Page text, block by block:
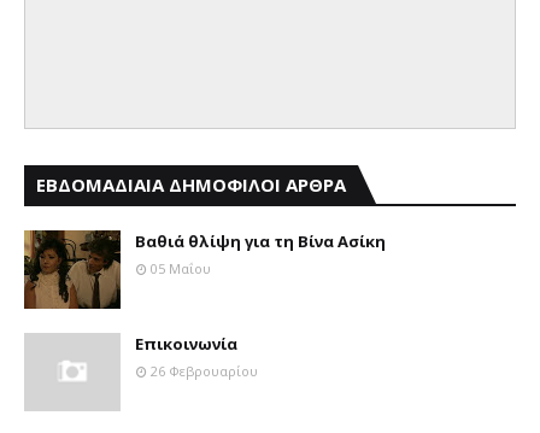
ΕΒΔΟΜΑΔΙΑΙΑ ΔΗΜΟΦΙΛΟΙ ΑΡΘΡΑ
Βαθιά θλίψη για τη Βίνα Ασίκη
05 Μαΐου
Επικοινωνία
26 Φεβρουαρίου